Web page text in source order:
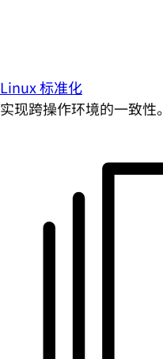
Linux 标准化
实现跨操作环境的一致性。